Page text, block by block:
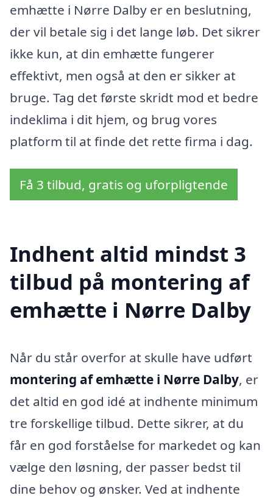
emhætte i Nørre Dalby er en beslutning,
der vil betale sig i det lange løb. Det sikrer
ikke kun, at din emhætte fungerer
effektivt, men også at den er sikker at
bruge. Tag det første skridt mod et bedre
indeklima i dit hjem, og brug vores
platform til at finde det rette firma i dag.
Få 3 tilbud, gratis og uforpligtende
Indhent altid mindst 3
tilbud på montering af
emhætte i Nørre Dalby
Når du står overfor at skulle have udført
montering af emhætte i Nørre Dalby, er
det altid en god idé at indhente minimum
tre forskellige tilbud. Dette sikrer, at du
får en god forståelse for markedet og kan
vælge den løsning, der passer bedst til
dine behov og ønsker. Ved at indhente